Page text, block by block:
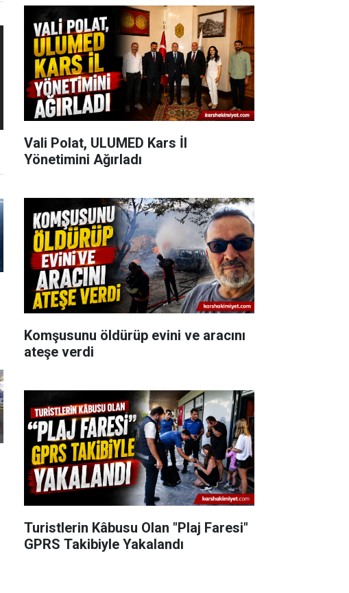
Vali Polat, ULUMED Kars İl
Yönetimini Ağırladı
Komşusunu öldürüp evini ve aracını
ateşe verdi
Turistlerin Kâbusu Olan "Plaj Faresi"
GPRS Takibiyle Yakalandı